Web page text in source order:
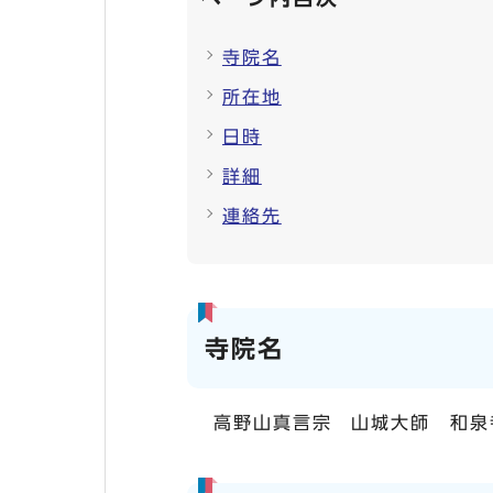
寺院名
所在地
日時
詳細
連絡先
寺院名
高野山真言宗 山城大師 和泉